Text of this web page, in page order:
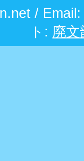
/
ト: 廃文